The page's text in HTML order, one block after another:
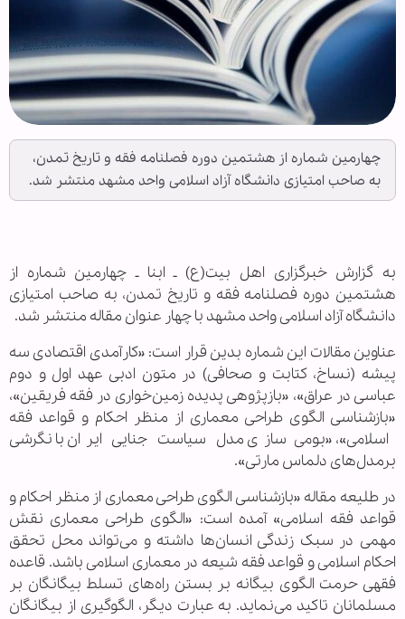
چهارمین شماره از هشتمین دوره فصلنامه فقه و تاریخ تمدن،
به صاحب امتیازی دانشگاه آزاد اسلامی واحد مشهد منتشر شد.
به گزارش خبرگزاری اهل بیت(ع) ـ ابنا ـ چهارمین شماره از
هشتمین دوره فصلنامه فقه و تاریخ تمدن، به صاحب امتیازی
دانشگاه آزاد اسلامی واحد مشهد با چهار عنوان مقاله منتشر شد.
عناوین مقالات این شماره بدین قرار است: «کارآمدی اقتصادی سه
پیشه (نساخ، کتابت و صحافی) در متون ادبی عهد اول و دوم
عباسی در عراق»، «بازپژوهی پدیده زمین‌خواری در فقه فریقین»،
«بازشناسی الگوی طراحی معماری از منظر احکام و قواعد فقه
اسلامی»، «بومی‌سازی مدل سیاست جنایی ایران با نگرشی
برمدل‌های دلماس مارتی».
در طلیعه مقاله «بازشناسی الگوی طراحی معماری از منظر احکام و
قواعد فقه اسلامی» آمده است: «الگوی طراحی معماری نقش
مهمی در سبک زندگی انسان‌ها داشته و می‌تواند محل تحقق
احکام اسلامی و قواعد فقه شیعه در معماری اسلامی باشد. قاعده
فقهی حرمت الگوی بیگانه بر بستن راه‌های تسلط بیگانگان بر
مسلمانان تاکید می‌نماید. به عبارت دیگر، الگوگیری از بیگانگان